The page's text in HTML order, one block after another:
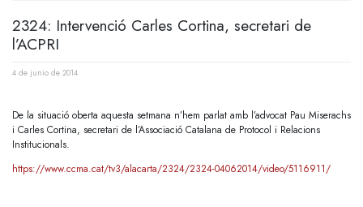
2324: Intervenció Carles Cortina, secretari de
l’ACPRI
4 de junio de 2014
De la situació oberta aquesta setmana n’hem parlat amb l’advocat Pau Miserachs
i Carles Cortina, secretari de l’Associació Catalana de Protocol i Relacions
Institucionals.
https://www.ccma.cat/tv3/alacarta/2324/2324-04062014/video/5116911/